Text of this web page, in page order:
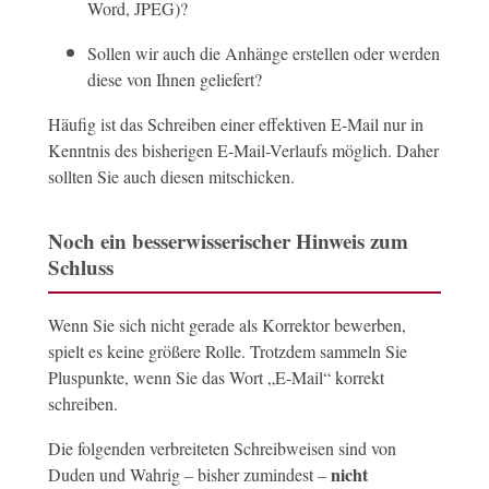
Word, JPEG)?
Sollen wir auch die Anhänge erstellen oder werden
diese von Ihnen geliefert?
Häufig ist das Schreiben einer effektiven E-Mail nur in
Kenntnis des bisherigen E-Mail-Verlaufs möglich. Daher
sollten Sie auch diesen mitschicken.
Noch ein besserwisserischer Hinweis zum
Schluss
Wenn Sie sich nicht gerade als Korrektor bewerben,
spielt es keine größere Rolle. Trotzdem sammeln Sie
Pluspunkte, wenn Sie das Wort „E-Mail“ korrekt
schreiben.
Die folgenden verbreiteten Schreibweisen sind von
Duden und Wahrig – bisher zumindest –nicht